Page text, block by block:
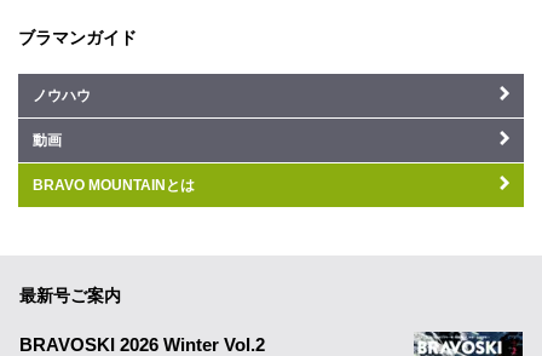
ブラマンガイド
ノウハウ
動画
BRAVO MOUNTAINとは
最新号ご案内
BRAVOSKI 2026 Winter Vol.2